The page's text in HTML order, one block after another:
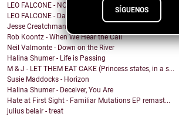
SÍGUENOS
LEO FALCONE - NOCTURNO
LEO FALCONE - Dale !
Jesse Creatchman - fake it til u make it
Rob Koontz - When We Hear the Call
Neil Valmonte - Down on the River
Halina Shumer - Life is Passing
M & J - LET THEM EAT CAKE (Princess states, in a s...
Susie Maddocks - Horizon
Halina Shumer - Deceiver, You Are
Hate at First Sight - Familiar Mutations EP remast...
julius belair - treat